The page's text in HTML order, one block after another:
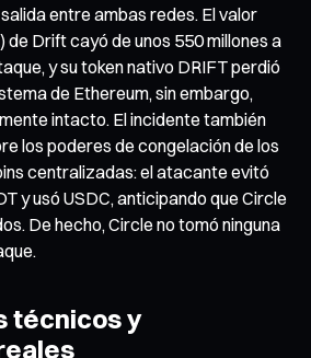
entre ambas redes. El valor
Drift cayó de unos 550 millones a
y su token nativo DRIFT perdió
de Ethereum, sin embargo,
intacto. El incidente también
los poderes de congelación de los
centralizadas: el atacante evitó
y usó USDC, anticipando que Circle
De hecho, Circle no tomó ninguna
técnicos y